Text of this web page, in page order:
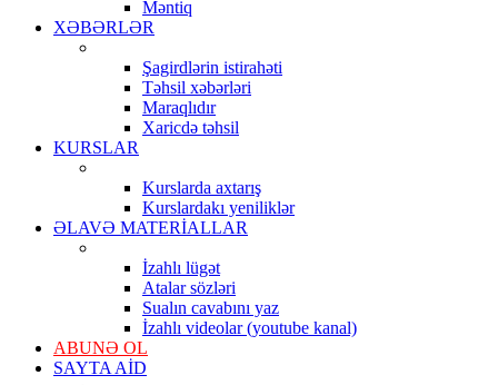
Məntiq
XƏBƏRLƏR
Şagirdlərin istirahəti
Təhsil xəbərləri
Maraqlıdır
Xaricdə təhsil
KURSLAR
Kurslarda axtarış
Kurslardakı yeniliklər
ƏLAVƏ MATERİALLAR
İzahlı lügət
Atalar sözləri
Sualın cavabını yaz
İzahlı videolar (youtube kanal)
ABUNƏ OL
SAYTA AİD